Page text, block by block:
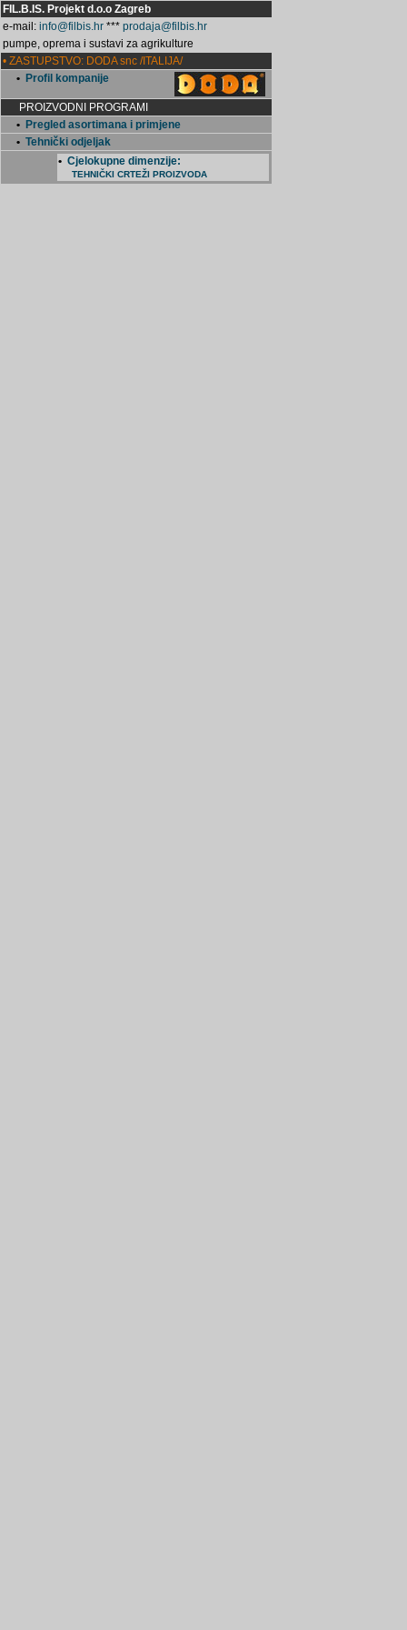
FIL.B.IS. Projekt d.o.o Zagreb
e-mail: info@filbis.hr *** prodaja@filbis.hr
pumpe, oprema i sustavi za agrikulture
• ZASTUPSTVO: DODA snc /ITALIJA/
• Profil kompanije
PROIZVODNI PROGRAMI
• Pregled asortimana i primjene
• Tehnički odjeljak
• Cjelokupne dimenzije:
TEHNIČKI CRTEŽI PROIZVODA